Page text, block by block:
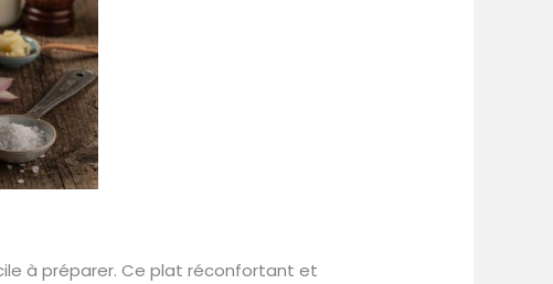
à préparer. Ce plat réconfortant et